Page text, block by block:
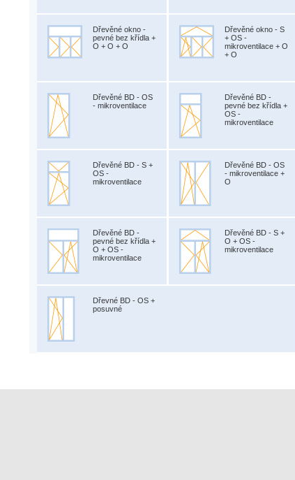
Dřevěné okno -
pevné bez křídla +
O + O + O
Dřevěné okno - S
+ OS -
mikroventilace + O
+ O
Dřevěné BD - OS
- mikroventilace
Dřevěné BD -
pevné bez křídla +
OS -
mikroventilace
Dřevěné BD - S +
OS -
mikroventilace
Dřevěné BD - OS
- mikroventilace +
O
Dřevěné BD -
pevné bez křídla +
O + OS -
mikroventilace
Dřevěné BD - S +
O + OS -
mikroventilace
Dřevné BD - OS +
posuvné